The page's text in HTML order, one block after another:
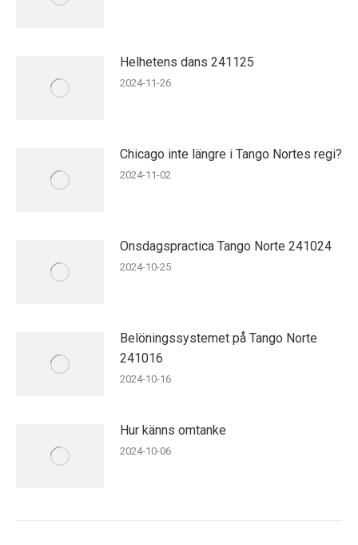
Helhetens dans 241125
2024-11-26
Chicago inte längre i Tango Nortes regi?
2024-11-02
Onsdagspractica Tango Norte 241024
2024-10-25
Belöningssystemet på Tango Norte
241016
2024-10-16
Hur känns omtanke
2024-10-06